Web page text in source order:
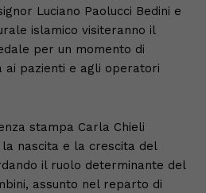
Luciano Paolucci Bedini e
islamico visiteranno il
per un momento di
ai pazienti e agli operatori
stampa Carla Chieli
nascita e la crescita del
il ruolo determinante del
assunto nel reparto di